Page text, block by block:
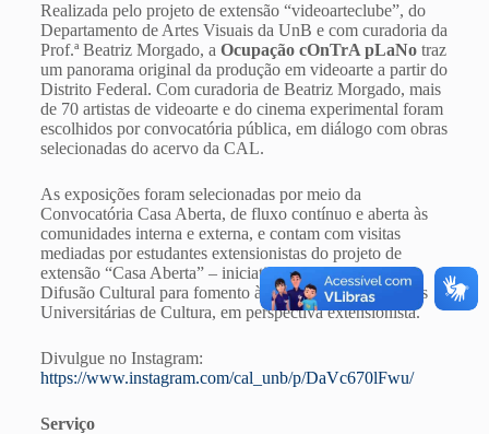
Realizada pelo projeto de extensão “videoarteclube”, do
Departamento de Artes Visuais da UnB e com curadoria da
Prof.ª Beatriz Morgado, a Ocupação cOnTrA pLaNotraz
um panorama original da produção em videoarte a partir do
Distrito Federal. Com curadoria de Beatriz Morgado, mais
de 70 artistas de videoarte e do cinema experimental foram
escolhidos por convocatória pública, em diálogo com obras
selecionadas do acervo da CAL.
As exposições foram selecionadas por meio da
Convocatória Casa Aberta, de fluxo contínuo e aberta às
comunidades interna e externa, e contam com visitas
mediadas por estudantes extensionistas do projeto de
extensão “Casa Aberta” – iniciativas da Diretoria de
Difusão Cultural para fomento à programação das Casas
Universitárias de Cultura, em perspectiva extensionista.
Divulgue no Instagram:
https://www.instagram.com/cal_unb/p/DaVc670lFwu/
Serviço